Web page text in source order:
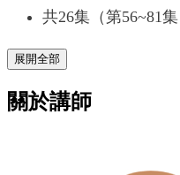
共26集（第56~81集
展開全部
關於講師